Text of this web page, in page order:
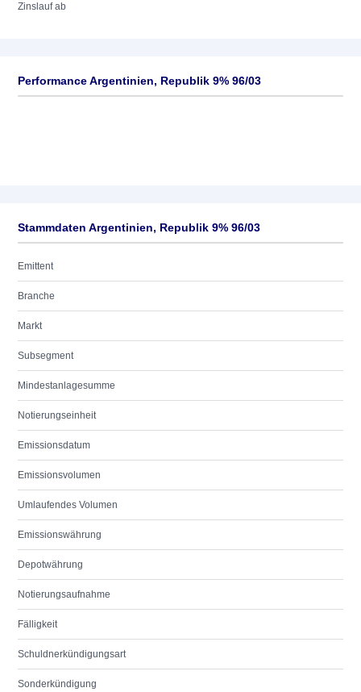
Zinslauf ab
Performance Argentinien, Republik 9% 96/03
Stammdaten Argentinien, Republik 9% 96/03
Emittent
Branche
Markt
Subsegment
Mindestanlagesumme
Notierungseinheit
Emissionsdatum
Emissionsvolumen
Umlaufendes Volumen
Emissionswährung
Depotwährung
Notierungsaufnahme
Fälligkeit
Schuldnerkündigungsart
Sonderkündigung